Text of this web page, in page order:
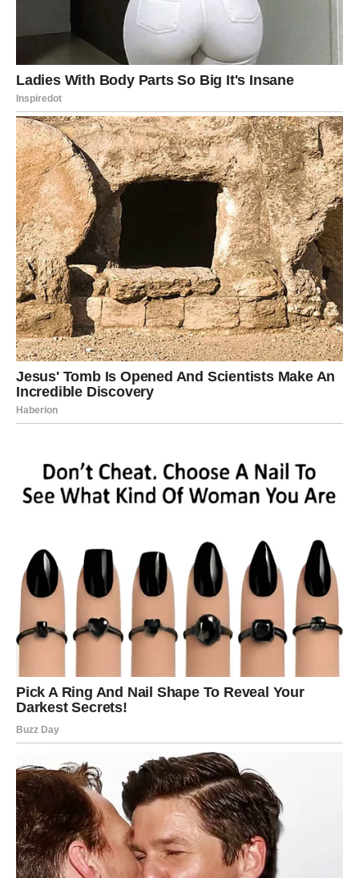
razotkrivaju. Istine koje su bile skrivene mogu izaći na
Iako to može biti iznenađujuće, ova energija donosi
oslobađanje od svega što vas je kočilo.
U ljubavi se može pojaviti osoba koja će probuditi snažne
emocije. Ovo može biti susret koji menja način na koji
gledate na ljubav.
Na poslovnom planu, moguće je da ćete dobiti priliku da
pokažete svoje sposobnosti i ostvarite značajan
napredak.
Ovaj dan vam poručuje da je vreme za transformaciju.
Strelac
Strelčevi danas mogu osetiti snažnu potrebu za
promenom. Zvezde vam šalju energiju avanture i novih
Moguće je da će se pojaviti prilika koja će vas naterati da
razmislite o putovanju, novom projektu ili čak promeni
U ljubavi, neko može pokazati interesovanje koje će vas
iznenaditi svojom iskrenošću.
Slobodni Strelčevi mogu upoznati osobu koja će ih
inspirisati i probuditi želju za novim iskustvima.
Ovo je dan kada treba slušati unutrašnji glas.